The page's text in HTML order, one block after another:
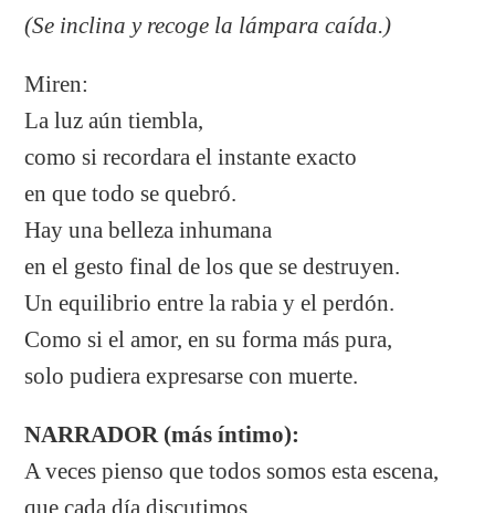
(Se inclina y recoge la lámpara caída.)
Miren:
La luz aún tiembla,
como si recordara el instante exacto
en que todo se quebró.
Hay una belleza inhumana
en el gesto final de los que se destruyen.
Un equilibrio entre la rabia y el perdón.
Como si el amor, en su forma más pura,
solo pudiera expresarse con muerte.
NARRADOR (más íntimo):
A veces pienso que todos somos esta escena,
que cada día discutimos